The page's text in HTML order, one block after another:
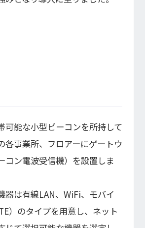
可能な小型ビーコンを所持して
各事業所、フロアーにゲートウ
コン電波受信機）を設置しま
器は有線LAN、WiFi、モバイ
）のタイプを用意し、ネット